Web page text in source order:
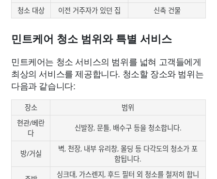
청소 대상
이전 거주자가 있던 집 신축 건물
민트케어 청소 범위와 특별 서비스
민트케어는 청소 서비스의 범위를 넓혀 고객들에게
최상의 서비스를 제공합니다. 청소할 장소와 범위는
다음과 같습니다:
장소
범위
현관/베란
다
신발장, 문틀, 배수구 등을 청소합니다.
방/거실
벽, 천장, 내부 유리창, 몰딩 등 다각도의 청소가 포
함됩니다.
싱크대, 가스렌지, 후드 필터 외 청소를 철저히 합니